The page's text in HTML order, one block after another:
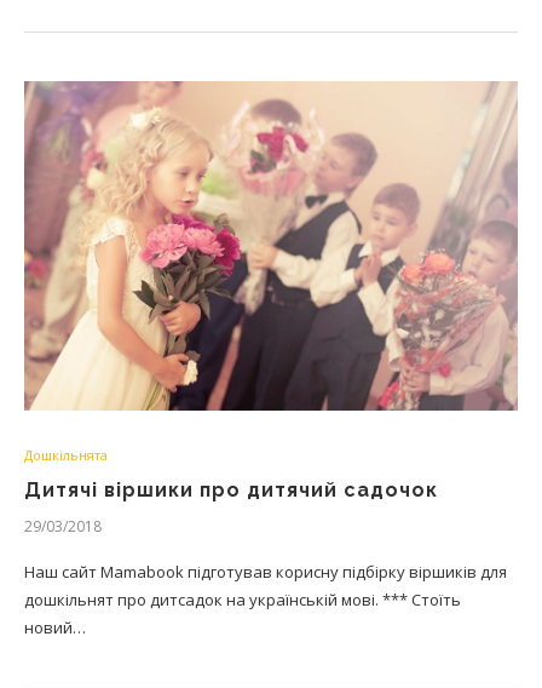
Дошкільнята
Дитячі віршики про дитячий садочок
29/03/2018
Наш сайт Mamabook підготував корисну підбірку віршиків для
дошкільнят про дитсадок на українській мові. *** Стоїть
новий…